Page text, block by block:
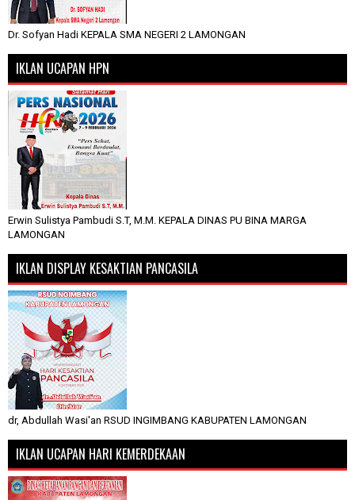
Dr. Sofyan Hadi KEPALA SMA NEGERI 2 LAMONGAN
IKLAN UCAPAN HPN
Erwin Sulistya Pambudi S.T, M.M. KEPALA DINAS PU BINA MARGA
LAMONGAN
IKLAN DISPLAY KESAKTIAN PANCASILA
dr, Abdullah Wasi'an RSUD INGIMBANG KABUPATEN LAMONGAN
IKLAN UCAPAN HARI KEMERDEKAAN